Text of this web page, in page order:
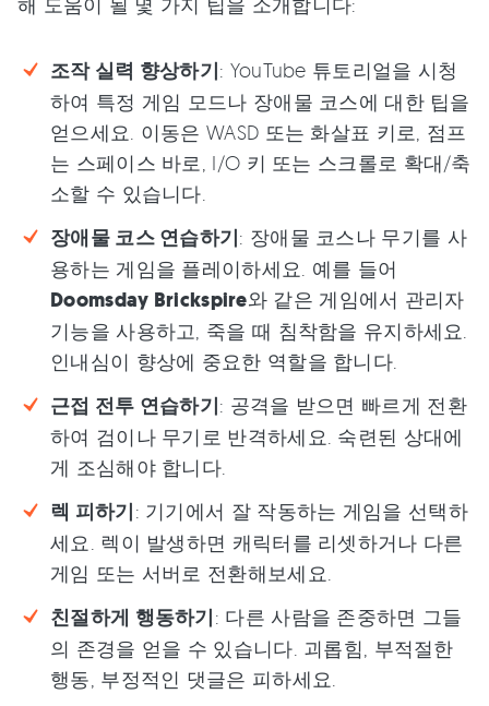
조작 실력 향상하기: YouTube 튜토리얼을 시청
하여 특정 게임 모드나 장애물 코스에 대한 팁을
얻으세요. 이동은 WASD 또는 화살표 키로, 점프
는 스페이스 바로, I/O 키 또는 스크롤로 확대/축
소할 수 있습니다.
장애물 코스 연습하기: 장애물 코스나 무기를 사
용하는 게임을 플레이하세요. 예를 들어
Doomsday Brickspire와 같은 게임에서 관리자
기능을 사용하고, 죽을 때 침착함을 유지하세요.
인내심이 향상에 중요한 역할을 합니다.
근접 전투 연습하기: 공격을 받으면 빠르게 전환
하여 검이나 무기로 반격하세요. 숙련된 상대에
게 조심해야 합니다.
렉 피하기: 기기에서 잘 작동하는 게임을 선택하
세요. 렉이 발생하면 캐릭터를 리셋하거나 다른
게임 또는 서버로 전환해보세요.
친절하게 행동하기: 다른 사람을 존중하면 그들
의 존경을 얻을 수 있습니다. 괴롭힘, 부적절한
행동, 부정적인 댓글은 피하세요.